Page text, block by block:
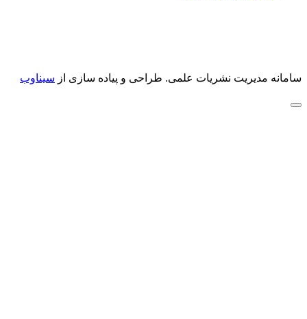
سامانه مدیریت نشریات علمی. طراحی و پیاده سازی از سیناوب